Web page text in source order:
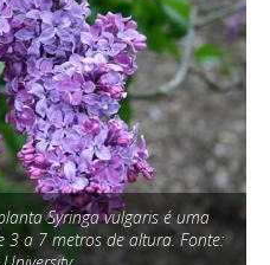
Syringa vulgaris é uma
a 7 metros de altura. Fonte: